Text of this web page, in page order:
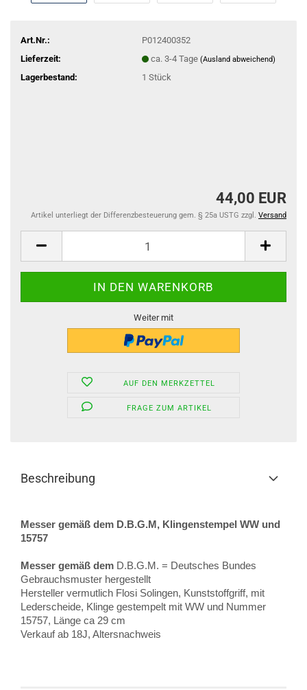
Art.Nr.:
P012400352
Lieferzeit:
ca. 3-4 Tage (Ausland abweichend)
Lagerbestand: 1 Stück
44,00 EUR
Artikel unterliegt der Differenzbesteuerung gem. § 25a USTG zzgl. Versand
Weiter mit
AUF DEN MERKZETTEL
FRAGE ZUM ARTIKEL
Beschreibung
Messer gemäß dem D.B.G.M, Klingenstempel WW und
15757
Messer gemäß dem D.B.G.M. = Deutsches Bundes
Gebrauchsmuster hergestellt
Hersteller vermutlich Flosi Solingen, Kunststoffgriff, mit
Lederscheide, Klinge gestempelt mit WW und Nummer
15757, Länge ca 29 cm
Verkauf ab 18J, Altersnachweis